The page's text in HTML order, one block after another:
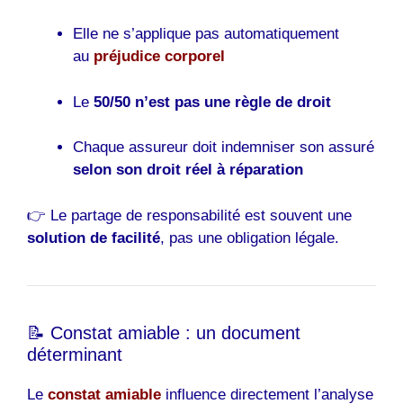
Elle ne s’applique pas automatiquement
au préjudice corporel
Le 50/50 n’est pas une règle de droit
Chaque assureur doit indemniser son assuré
selon son droit réel à réparation
👉 Le partage de responsabilité est souvent une
solution de facilité, pas une obligation légale.
📝 Constat amiable : un document
déterminant
Le constat amiable influence directement l’analyse